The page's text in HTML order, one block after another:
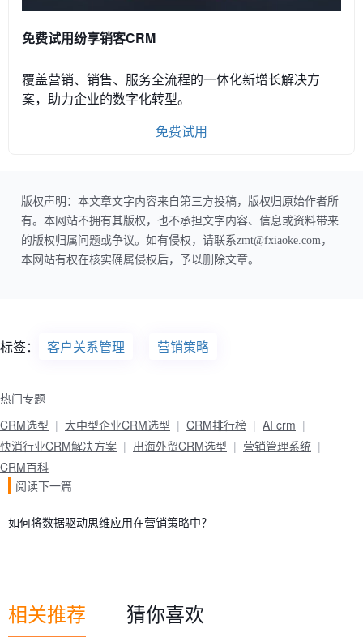
免费试用纷享销客CRM
覆盖营销、销售、服务全流程的一体化新增长解决方
案，助力企业的数字化转型。
免费试用
版权声明：本文章文字内容来自第三方投稿，版权归原始作者所
有。本网站不拥有其版权，也不承担文字内容、信息或资料带来
的版权归属问题或争议。如有侵权，请联系zmt@fxiaoke.com，
本网站有权在核实确属侵权后，予以删除文章。
标签： 客户关系管理 营销策略
热门专题
CRM选型
大中型企业CRM选型 CRM排行榜
AI crm
快消行业CRM解决方案
出海外贸CRM选型
营销管理系统
CRM百科
阅读下一篇
如何将数据驱动思维应用在营销策略中？
相关推荐 猜你喜欢